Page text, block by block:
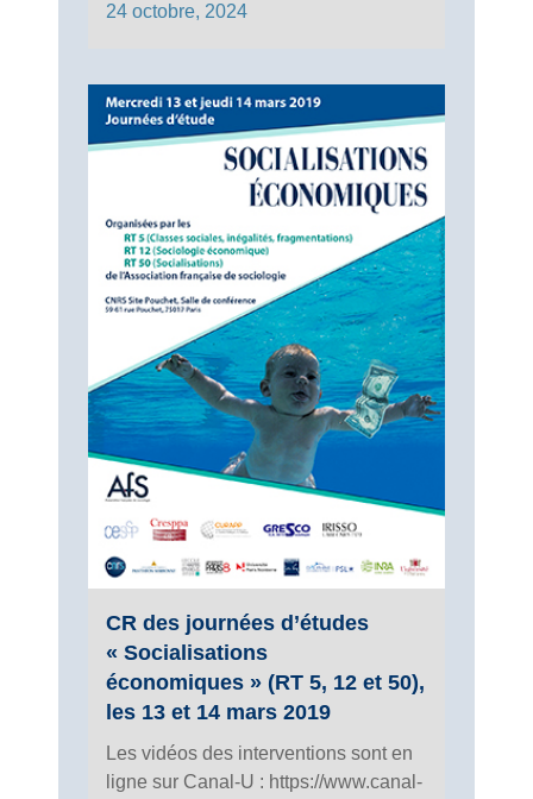
24 octobre, 2024
CR des journées d’études
« Socialisations
économiques » (RT 5, 12 et 50),
les 13 et 14 mars 2019
Les vidéos des interventions sont en
ligne sur Canal-U : https://www.canal-